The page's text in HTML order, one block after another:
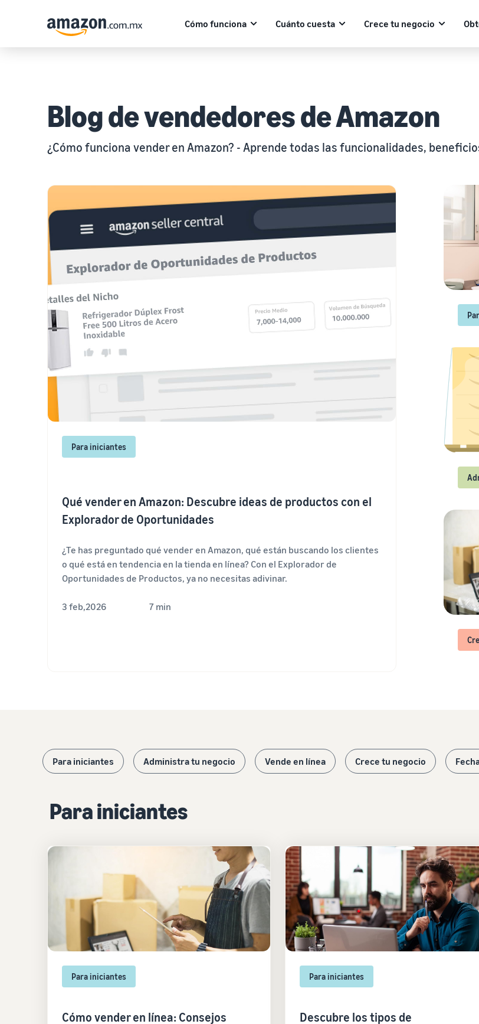
Cómo funciona Cuánto cuesta Crece tu negocio
Blog de vendedores de Amazon
¿Cómo funciona vender en Amazon? - Aprende todas las funcionalidades,
Para iniciantes
Qué vender en Amazon: Descubre ideas de productos con el
Explorador de Oportunidades
¿Te has preguntado qué vender en Amazon, qué están buscando los clientes
o qué está en tendencia en la tienda en línea? Con el Explorador de
Oportunidades de Productos, ya no necesitas adivinar.
3 feb,2026 7 min
Para iniciantes Administra tu negocio Vende en línea Crece tu negocio
Para iniciantes
Para iniciantes
Cómo vender en línea: Consejos
Para iniciantes
Descubre los tipos de